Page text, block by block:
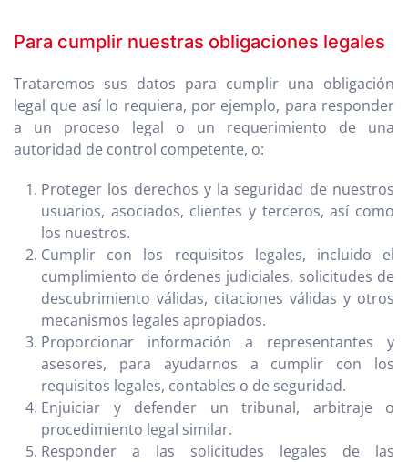
Para cumplir nuestras obligaciones legales
Trataremos sus datos para cumplir una obligación
legal que así lo requiera, por ejemplo, para responder
a un proceso legal o un requerimiento de una
autoridad de control competente, o:
Proteger los derechos y la seguridad de nuestros
usuarios, asociados, clientes y terceros, así como
los nuestros.
Cumplir con los requisitos legales, incluido el
cumplimiento de órdenes judiciales, solicitudes de
descubrimiento válidas, citaciones válidas y otros
mecanismos legales apropiados.
Proporcionar información a representantes y
asesores, para ayudarnos a cumplir con los
requisitos legales, contables o de seguridad.
Enjuiciar y defender un tribunal, arbitraje o
procedimiento legal similar.
Responder a las solicitudes legales de las